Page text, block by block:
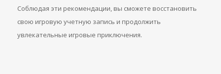
Соблюдая эти рекомендации, вы сможете восстановить
свою игровую учетную запись и продолжить
увлекательные игровые приключения.